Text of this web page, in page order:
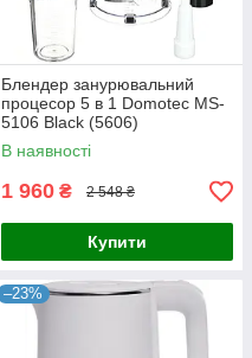
Блендер занурювальний
процесор 5 в 1 Domotec MS-
5106 Black (5606)
В наявності
1 960 ₴ 2 548 ₴
Купити
–23%